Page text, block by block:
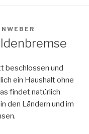
beschlossen und
ein Haushalt ohne
findet natürlich
den Ländern und im